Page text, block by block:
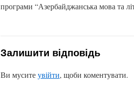
програми “Азербайджанська мова та
Залишити відповідь
Ви муситеувійти, щоби коментувати.